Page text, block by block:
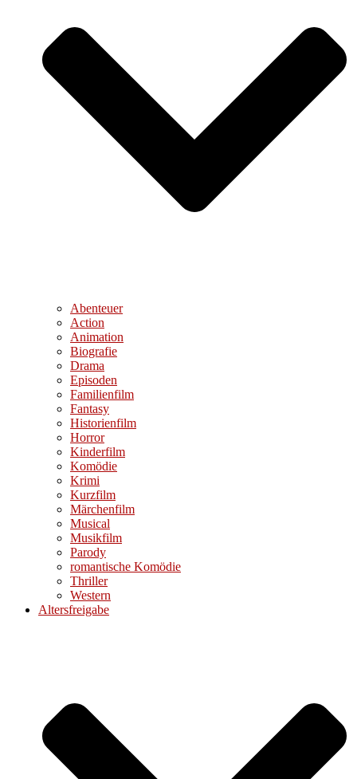
Abenteuer
Action
Animation
Biografie
Drama
Episoden
Familienfilm
Fantasy
Historienfilm
Horror
Kinderfilm
Komödie
Krimi
Kurzfilm
Märchenfilm
Musical
Musikfilm
Parody
romantische Komödie
Thriller
Western
Altersfreigabe